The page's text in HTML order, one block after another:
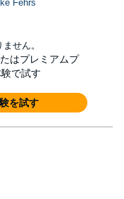
Fehrs
せん。
はプレミアムプ
で試す
を試す